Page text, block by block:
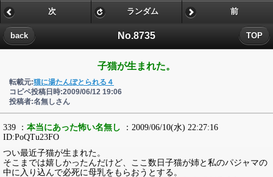
No.8735
back TOP
次 ランダム 前
子猫が生まれた。
転載元:猫に湯たんぽとられる４
コピペ投稿日時:2009/06/12 19:06
投稿者:名無しさん
339 ： 本当にあった怖い名無し ：2009/06/10(水) 22:27:16
ID:PoQTu23FO
つい最近子猫が生まれた。
そこまでは嬉しかったんだけど、ここ数日子猫が姉と私のパジャマの
中に入り込んで必死に母乳をもらおうとする。